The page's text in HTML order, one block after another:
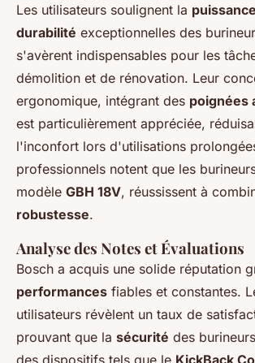
Les utilisateurs soulignent la puissance
durabilité exceptionnelles des
s'avèrent indispensables pour les
démolition et de rénovation. Leur
ergonomique, intégrant des poignées
est particulièrement appréciée,
l'inconfort lors d'utilisations
professionnels notent que les
modèle GBH 18V, réussissent à
robustesse.
Analyse des Notes et Évaluations
Bosch a acquis une solide réputation
performances fiables et constantes.
utilisateurs révèlent un taux de
prouvant que la sécurité des
des dispositifs tels que le KickBack